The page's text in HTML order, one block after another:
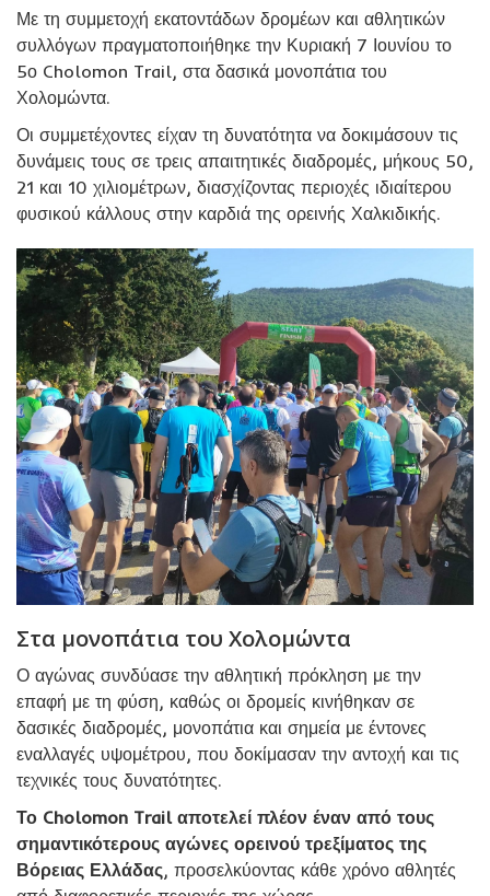
Με τη συμμετοχή εκατοντάδων δρομέων και αθλητικών
συλλόγων πραγματοποιήθηκε την Κυριακή 7 Ιουνίου το
5ο Cholomon Trail, στα δασικά μονοπάτια του
Χολομώντα.
Οι συμμετέχοντες είχαν τη δυνατότητα να δοκιμάσουν τις
δυνάμεις τους σε τρεις απαιτητικές διαδρομές, μήκους 50,
21 και 10 χιλιομέτρων, διασχίζοντας περιοχές ιδιαίτερου
φυσικού κάλλους στην καρδιά της ορεινής Χαλκιδικής.
Στα μονοπάτια του Χολομώντα
Ο αγώνας συνδύασε την αθλητική πρόκληση με την
επαφή με τη φύση, καθώς οι δρομείς κινήθηκαν σε
δασικές διαδρομές, μονοπάτια και σημεία με έντονες
εναλλαγές υψομέτρου, που δοκίμασαν την αντοχή και τις
τεχνικές τους δυνατότητες.
Το Cholomon Trail αποτελεί πλέον έναν από τους
σημαντικότερους αγώνες ορεινού τρεξίματος της
Βόρειας Ελλάδας, προσελκύοντας κάθε χρόνο αθλητές